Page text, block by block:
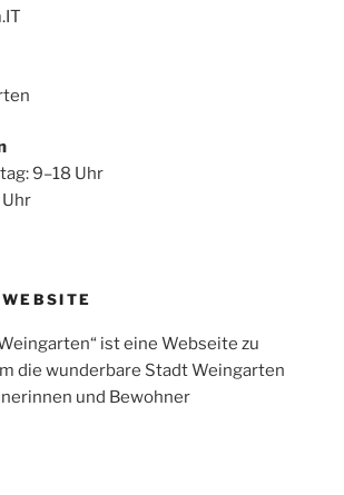
9–18 Uhr
Uhr
ist eine Webseite zu
die wunderbare Stadt Weingarten
und Bewohner